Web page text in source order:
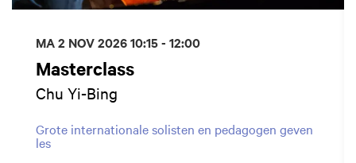
Masterclass
Chu Yi-Bing
Grote internationale solisten en pedagogen geven
les
MA 2 NOV 202610:15 - 12:00